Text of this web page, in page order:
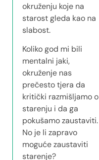
okruženju koje na
starost gleda kao na
slabost.
Koliko god mi bili
mentalni jaki,
okruženje nas
prečesto tjera da
kritički razmišljamo o
starenju i da ga
pokušamo zaustaviti.
No je li zapravo
moguće zaustaviti
starenje?